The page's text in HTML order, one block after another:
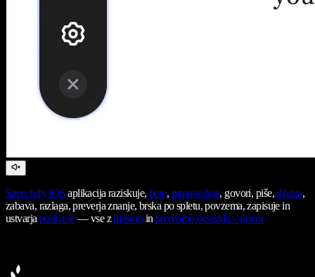
Speechify iOS aplikacija raziskuje, bere, pripoveduje, govori, piše,diktira,
zabava, razlaga, preverja znanje, brska po spletu, povzema, zapisuje in
ustvarjapodcaste— vse zglasominpretvorbo besedila v govor